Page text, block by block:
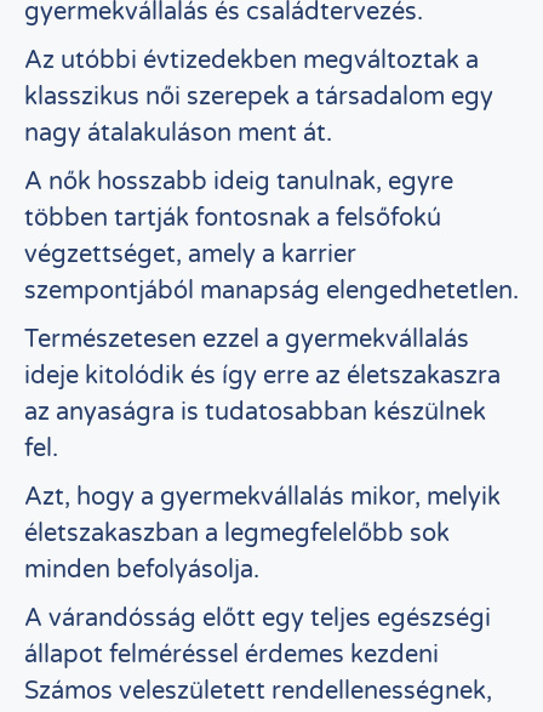
gyermekvállalás és családtervezés.
Az utóbbi évtizedekben megváltoztak a
klasszikus női szerepek a társadalom egy
nagy átalakuláson ment át.
A nők hosszabb ideig tanulnak, egyre
többen tartják fontosnak a felsőfokú
végzettséget, amely a karrier
szempontjából manapság elengedhetetlen.
Természetesen ezzel a gyermekvállalás
ideje kitolódik és így erre az életszakaszra
az anyaságra is tudatosabban készülnek
fel.
Azt, hogy a gyermekvállalás mikor, melyik
életszakaszban a legmegfelelőbb sok
minden befolyásolja.
A várandósság előtt egy teljes egészségi
állapot felméréssel érdemes kezdeni
Számos veleszületett rendellenességnek,